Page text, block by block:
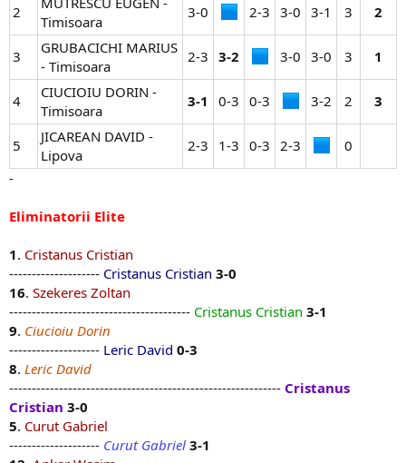
2
Timisoara
3-0​ 2-3​ 3-0​ 3-1​ 3​ 2
3
GRUBACICHI MARIUS
- Timisoara
2-3​ 3-2 3-0​ 3-0​ 3​ 1
4
CIUCIOIU DORIN -
Timisoara
3-1 0-3​ 0-3​ 3-2​ 2​ 3
5
JICAREAN DAVID -
Lipova
2-3​ 1-3​ 0-3​ 2-3​
0​
-
Eliminatorii Elite
1. Cristanus Cristian
-------------------- Cristanus Cristian 3-0
16. Szekeres Zoltan
---------------------------------------- Cristanus Cristian 3-1
9. Ciucioiu Dorin
-------------------- Leric David 0-3
8. Leric David
------------------------------------------------------------ Cristanus
Cristian 3-0
5. Curut Gabriel
-------------------- Curut Gabriel 3-1